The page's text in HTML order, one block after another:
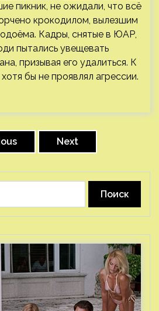
пикник, не ожидали, что всё
крокодилом, вылезшим
Кадры, снятые в ЮАР,
пытались увещевать
призывая его удалиться. К
бы не проявлял агрессии.
Next